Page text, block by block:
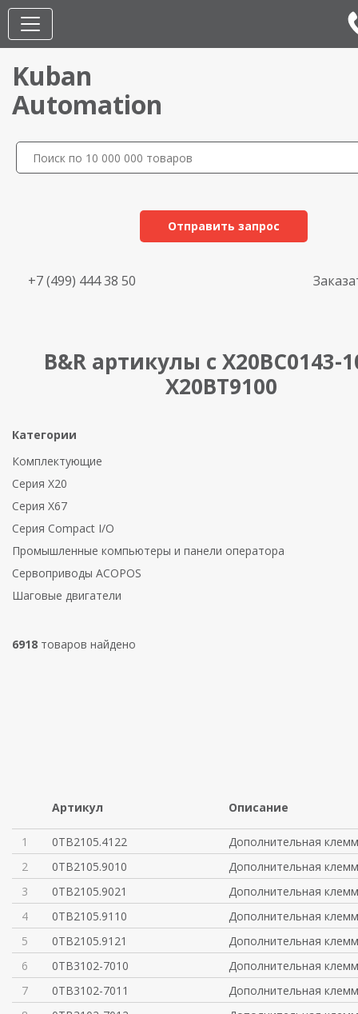
Kuban
Automation
Отправить запрос
+7 (499) 444 38 50
B&R артикулы с X20BC0143-
X20BT9100
Категории
Комплектующие
Серия X20
Серия X67
Серия Compact I/O
Промышленные компьютеры и панели оператора
Сервоприводы ACOPOS
Шаговые двигатели
6918 товаров найдено
Артикул Описание
1 0TB2105.4122
Дополнительная
2
0TB2105.9010
Дополнительная
3
0TB2105.9021
Дополнительная
4
0TB2105.9110
Дополнительная
5
0TB2105.9121
Дополнительная
6
0TB3102-7010
Дополнительная
7
0TB3102-7011
Дополнительная